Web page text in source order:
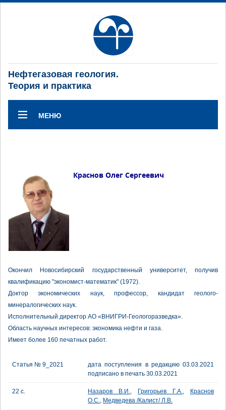
Нефтегазовая геология.
Теория и практика
МЕНЮ
Краснов Олег Сергеевич
Окончил Новосибирский государственный университет, получив
квалификацию "экономист-математик" (1972).
Доктор экономических наук, профессор, кандидат геолого-
минералогических наук.
Исполнительный директор АО «ВНИГРИ-Геологоразведка».
Область научных интересов: экономика нефти и газа.
Имеет более 160 печатных работ.
Статья № 9_2021
дата поступления в редакцию 03.03.2021
подписано в печать 30.03.2021
22 с. Назаров В.И., Григорьев Г.А.,
Краснов
О.С., Медведева /Калист/ Л.В.